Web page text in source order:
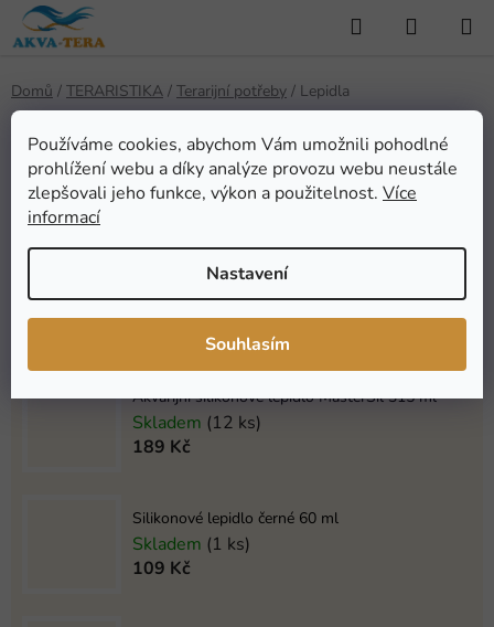
Používáme cookies, abychom Vám umožnili pohodlné
prohlížení webu a díky analýze provozu webu neustále
zlepšovali jeho funkce, výkon a použitelnost. Více
informací
Nastavení
Souhlasím
Přejít
na
Hledat
Domů / TERARISTIKA / Terarijní potřeby / Lepidla
Lepidla
Nejprodávanější
Lepidlo MasterSil JUMBO TRANSPARENT 50ml
Skladem(19 ks)
119 Kč
Akvarijní silikonové lepidlo MasterSil 315 ml
Skladem (12 ks)
189 Kč
Silikonové lepidlo černé 60 ml
Skladem (1 ks)
109 Kč